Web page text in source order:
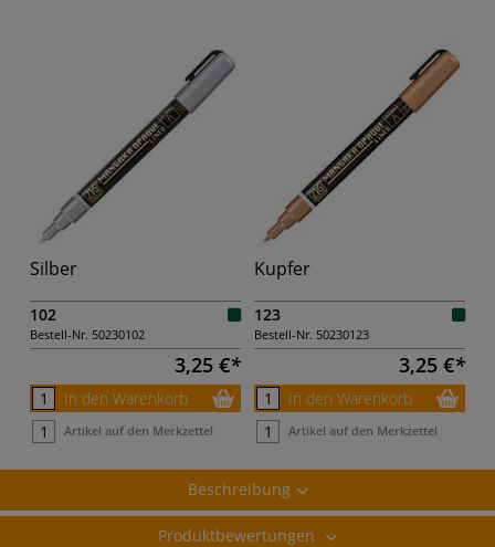
Silber
102
Bestell-Nr. 50230102
3,25 €
In den Warenkorb
Artikel auf den Merkzettel
Kupfer
123
Bestell-Nr. 50230123
3,25 €
In den Warenkorb
Artikel auf den Merkzettel
Beschreibung
Produktbewertungen